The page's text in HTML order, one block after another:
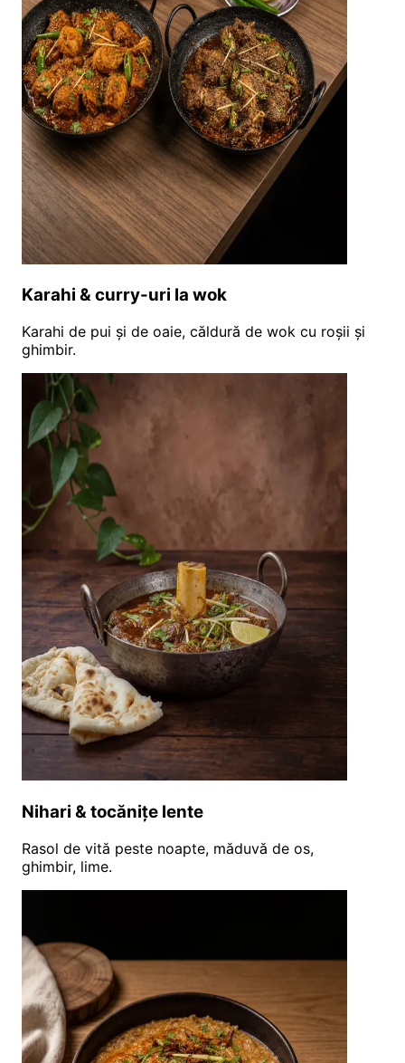
Karahi & curry-uri la wok
Karahi de pui și de oaie, căldură de wok cu roșii și
ghimbir.
Nihari & tocănițe lente
Rasol de vită peste noapte, măduvă de os,
ghimbir, lime.